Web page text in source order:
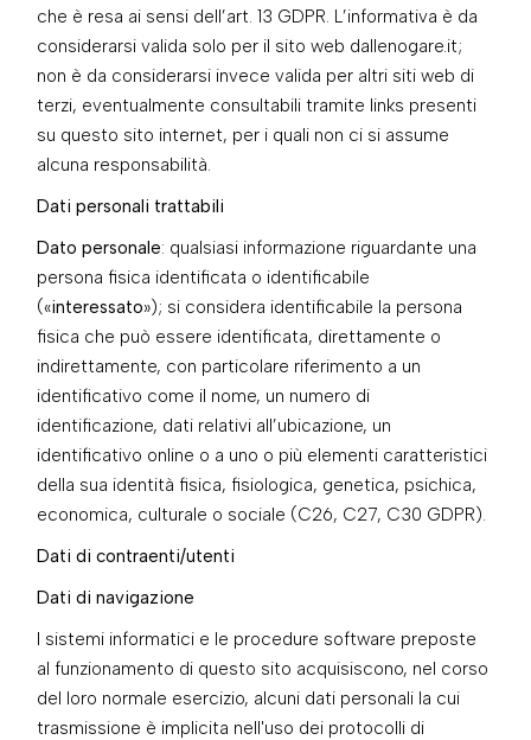
che è resa ai sensi dell’art. 13 GDPR. L’informativa è da
considerarsi valida solo per il sito web dallenogare.it;
non è da considerarsi invece valida per altri siti web di
terzi, eventualmente consultabili tramite links presenti
su questo sito internet, per i quali non ci si assume
alcuna responsabilità.
Dati personali trattabili
Dato personale: qualsiasi informazione riguardante una
persona fisica identificata o identificabile
(«interessato»); si considera identificabile la persona
fisica che può essere identificata, direttamente o
indirettamente, con particolare riferimento a un
identificativo come il nome, un numero di
identificazione, dati relativi all’ubicazione, un
identificativo online o a uno o più elementi caratteristici
della sua identità fisica, fisiologica, genetica, psichica,
economica, culturale o sociale (C26, C27, C30 GDPR).
Dati di contraenti/utenti
Dati di navigazione
I sistemi informatici e le procedure software preposte
al funzionamento di questo sito acquisiscono, nel corso
del loro normale esercizio, alcuni dati personali la cui
trasmissione è implicita nell'uso dei protocolli di